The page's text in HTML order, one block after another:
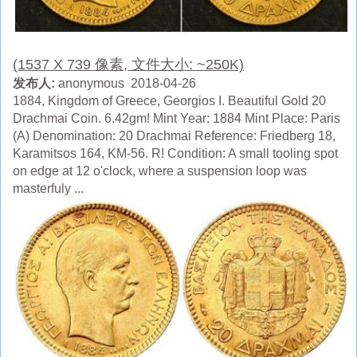
(1537 X 739 像素, 文件大小: ~250K)
发布人: anonymous 2018-04-26
1884, Kingdom of Greece, Georgios I. Beautiful Gold 20
Drachmai Coin. 6.42gm! Mint Year: 1884 Mint Place: Paris
(A) Denomination: 20 Drachmai Reference: Friedberg 18,
Karamitsos 164, KM-56. R! Condition: A small tooling spot
on edge at 12 o'clock, where a suspension loop was
masterfuly ...